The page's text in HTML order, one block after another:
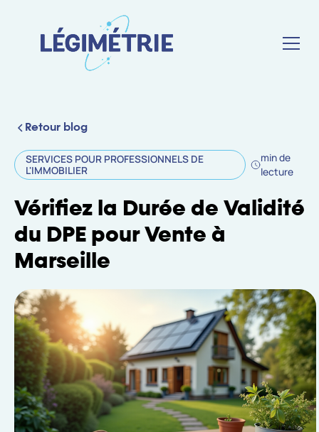
Retour blog
SERVICES POUR PROFESSIONNELS DE
L'IMMOBILIER
min de
lecture
Vérifiez la Durée de Validité
du DPE pour Vente à
Marseille